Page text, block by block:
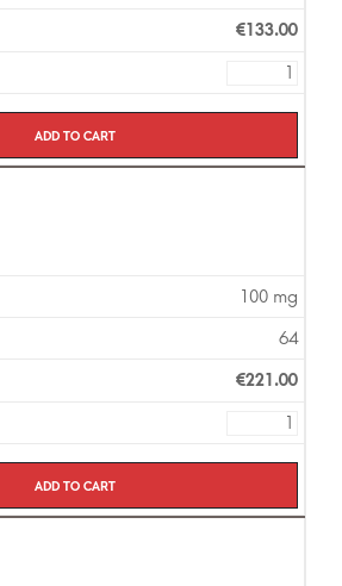
€133.00
Add to cart
100 mg
64
€221.00
Add to cart